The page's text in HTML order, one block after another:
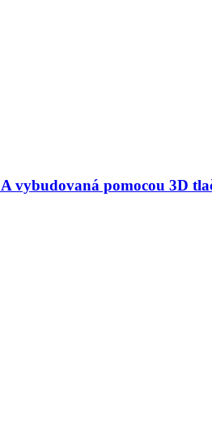
vybudovaná pomocou 3D